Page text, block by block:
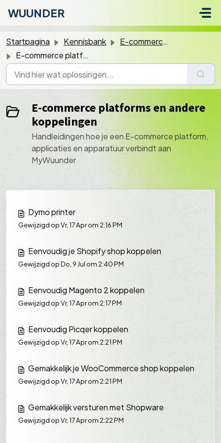
WUUNDER
Startpagina Kennisbank
E-commerce platforms en andere koppelingen
E-commerce platforms en andere koppelingen
E-commerce platforms en andere
koppelingen
Handleidingen hoe je een E-commerce platform,
applicaties en apparatuur verbindt aan
MyWuunder
Dymo printer
Gewijzigd op Vr, 17 Apr om 2:16 PM
Eenvoudig je Shopify shop koppelen
Gewijzigd op Do, 9 Jul om 2:40 PM
Eenvoudig Magento 2 koppelen
Gewijzigd op Vr, 17 Apr om 2:17 PM
Eenvoudig Picqer koppelen
Gewijzigd op Vr, 17 Apr om 2:21 PM
Gemakkelijk je WooCommerce shop koppelen
Gewijzigd op Vr, 17 Apr om 2:21 PM
Gemakkelijk versturen met Shopware
Gewijzigd op Vr, 17 Apr om 2:22 PM